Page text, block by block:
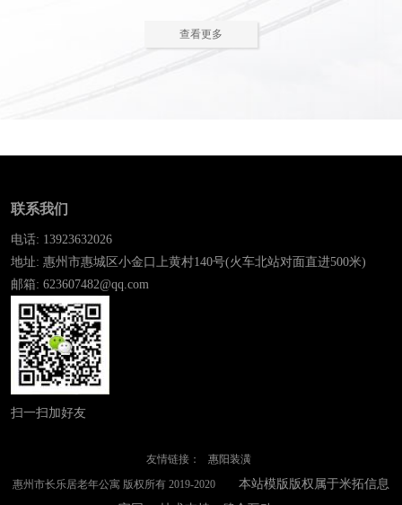
查看更多
联系我们
电话: 13923632026
地址: 惠州市惠城区小金口上黄村140号(火车北站对面直进500米)
邮箱: 623607482@qq.com
扫一扫加好友
友情链接：
惠阳装潢
惠州市长乐居老年公寓 版权所有 2019-2020
本站模版版权属于米拓信息